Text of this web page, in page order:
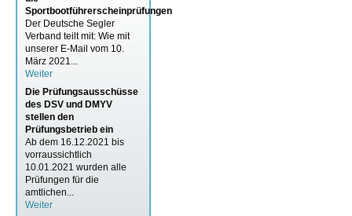
Sportbootführerscheinprüfungen
Der Deutsche Segler
Verband teilt mit: Wie mit
unserer E-Mail vom 10.
März 2021...
Weiter
Die Prüfungsausschüsse
des DSV und DMYV
stellen den
Prüfungsbetrieb ein
Ab dem 16.12.2021 bis
vorraussichtlich
10.01.2021 wurden alle
Prüfungen für die
amtlichen...
Weiter